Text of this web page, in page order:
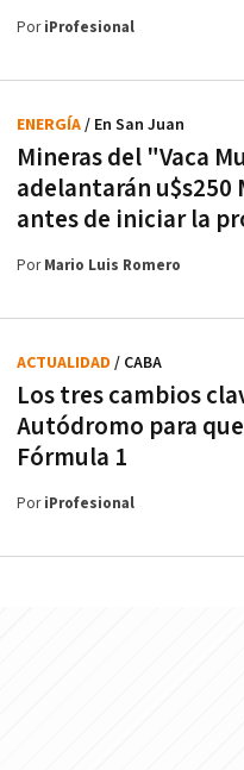
PoriProfesional
Mineras del "Vaca
adelantarán u$s250
antes de iniciar la
ENERGÍA/ En San Juan
PorMario Luis Romero
Los tres cambios
Autódromo para
Fórmula 1
ACTUALIDAD / CABA
PoriProfesional